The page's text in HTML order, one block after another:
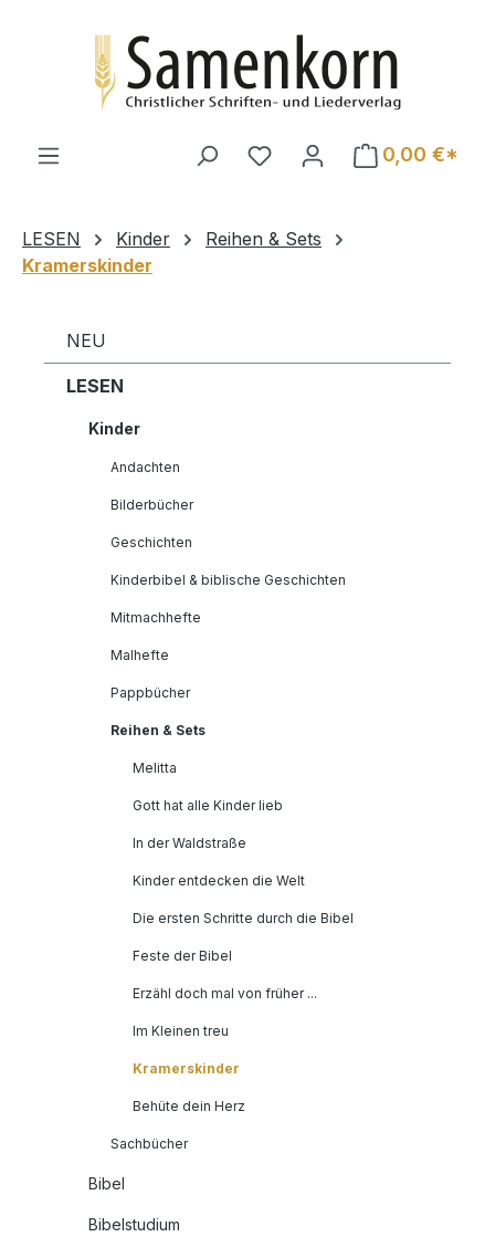
0,00 €*
LESEN Kinder
Reihen & Sets
Kramerskinder
NEU
LESEN
Kinder
Andachten
Bilderbücher
Geschichten
Kinderbibel & biblische Geschichten
Mitmachhefte
Malhefte
Pappbücher
Reihen & Sets
Melitta
Gott hat alle Kinder lieb
In der Waldstraße
Kinder entdecken die Welt
Die ersten Schritte durch die Bibel
Feste der Bibel
Erzähl doch mal von früher ...
Im Kleinen treu
Kramerskinder
Behüte dein Herz
Sachbücher
Bibel
Bibelstudium